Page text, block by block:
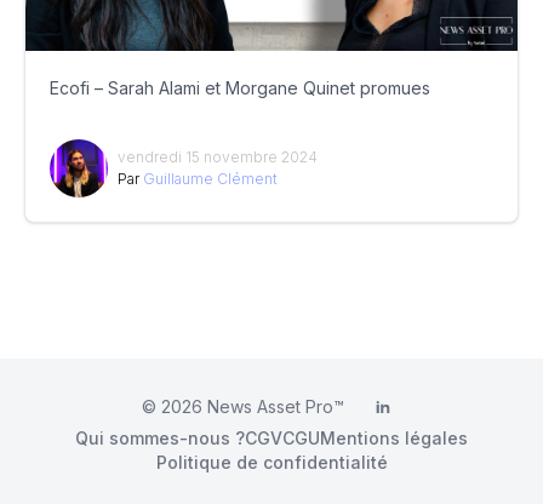
Ecofi – Sarah Alami et Morgane Quinet promues
vendredi 15 novembre 2024
Par Guillaume Clément
© 2026 News Asset Pro™ LinkedIn
Qui sommes-nous ?CGVCGUMentions légales
Politique de confidentialité